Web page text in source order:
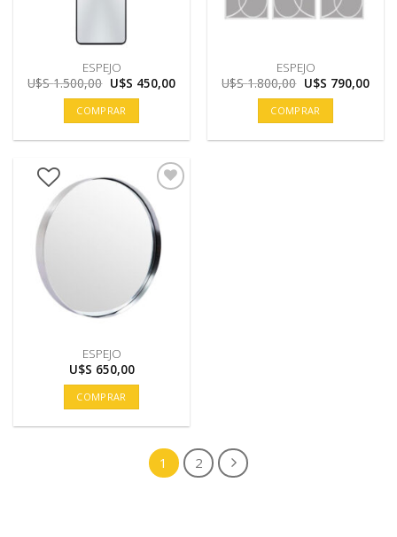
ESPEJO
U$S1.500,00 El
precio
original
era:
U$S
1.500,00.
U$S 450,00El
precio
450,00.
COMPRAR
ESPEJO
U$S1.800,00 El
precio
original
era:
U$S
1.800,00.
U$S 790,00El
COMPRAR
ESPEJO
U$S 650,00
COMPRAR
1 2